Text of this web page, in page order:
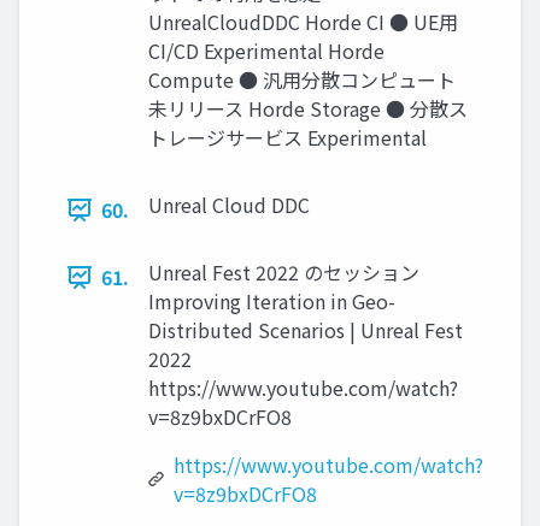
UnrealCloudDDC Horde CI ● UE用
CI/CD Experimental Horde
Compute ● 汎用分散コンピュート
未リリース Horde Storage ● 分散ス
トレージサービス Experimental
60. Unreal Cloud DDC
61.
Unreal Fest 2022 のセッション
Improving Iteration in Geo-
Distributed Scenarios | Unreal Fest
2022
https://www.youtube.com/watch?
v=8z9bxDCrFO8
https://www.youtube.com/watch?
v=8z9bxDCrFO8